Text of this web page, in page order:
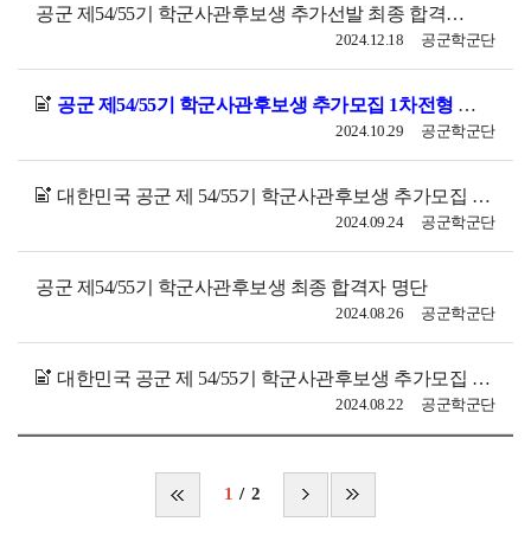
공군 제54/55기 학군사관후보생 추가선발 최종 합격자 명단
공군학군단
2024.12.18
공군 제54/55기 학군사관후보생 추가모집 1차전형 합격자 명단
공군학군단
2024.10.29
대한민국 공군 제 54/55기 학군사관후보생 추가모집 안내(일정 변경)
공군학군단
2024.09.24
공군 제54/55기 학군사관후보생 최종 합격자 명단
공군학군단
2024.08.26
대한민국 공군 제 54/55기 학군사관후보생 추가모집 안내
공군학군단
2024.08.22
1 2